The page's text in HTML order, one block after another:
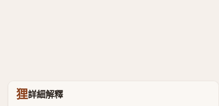
狸詳細解釋